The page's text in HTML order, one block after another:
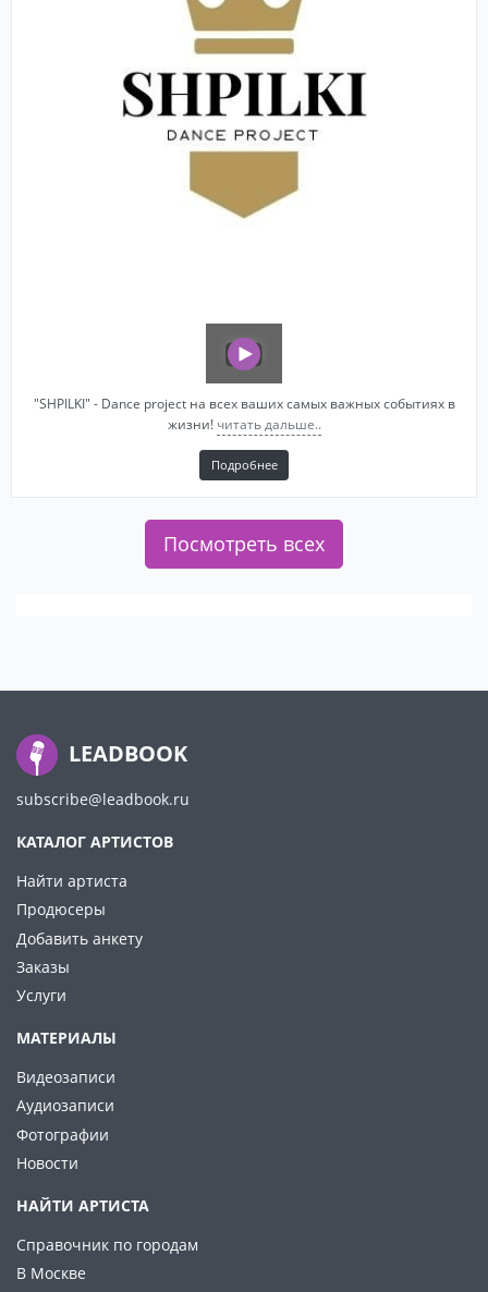
"SHPILKI" - Dance project на всех ваших самых важных событиях в
жизни! читать дальше..
Подробнее
Посмотреть всех
LEADBOOK
subscribe@leadbook.ru
КАТАЛОГ АРТИСТОВ
Найти артиста
Продюсеры
Добавить анкету
Заказы
Услуги
МАТЕРИАЛЫ
Видеозаписи
Аудиозаписи
Фотографии
Новости
НАЙТИ АРТИСТА
Справочник по городам
В Москве